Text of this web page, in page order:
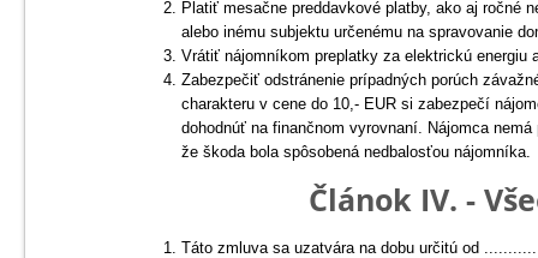
Platiť mesačne preddavkové platby, ako aj ročné
alebo inému subjektu určenému na spravovanie
Vrátiť nájomníkom preplatky za elektrickú energiu
Zabezpečiť odstránenie prípadných porúch závažného
charakteru v cene do 10,- EUR si zabezpečí nájomca vlastnými
dohodnúť na finančnom vyrovnaní. Nájomca nemá právo na náhradu výdavkov spojených s opravami ak sa preukáže,
že škoda bola spôsobená nedbalosťou nájomníka.
Článok IV. -
Táto zmluva sa uzatvára na dobu určitú od